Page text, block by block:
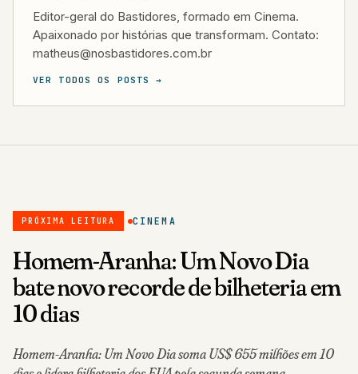
Editor-geral do Bastidores, formado em Cinema.
Apaixonado por histórias que transformam. Contato:
matheus@nosbastidores.com.br
VER TODOS OS POSTS →
PRÓXIMA LEITURA CINEMA
Homem-Aranha: Um Novo Dia
bate novo recorde de bilheteria em
10 dias
Homem-Aranha: Um Novo Dia soma US$ 655 milhões em 10